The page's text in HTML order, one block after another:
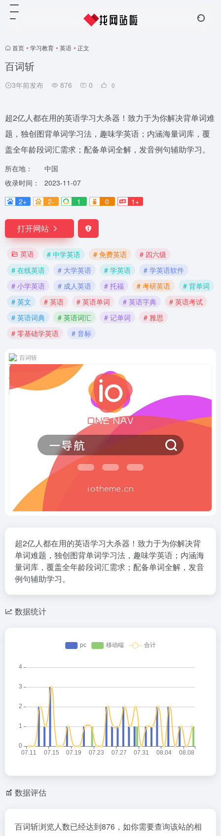
首页 • 学习教育 • 英语 • 正文
百词斩
3年前发布 876 0 0
超2亿人都在用的英语学习大杀器！致力于为你解决背单词难
题，独创图背单词学习法，趣味学英语；内涵海量词库，覆
盖全年龄段词汇需求；配备单词全解，发音例句辅助学习。
所在地：
中国
收录时间：
2023-11-07
2+
2- 1 0 1+
打开网站
英语 # 中学英语 # 免费英语
# 四六级
# 在线英语
# 大学英语 # 学英语
# 学英语软件
# 小学英语
# 成人英语 # 托福 # 考研英语
# 背单词
# 英文
# 英语 # 英语单词 # 英语字典
# 英语考试
# 英语词典
# 英语词汇 # 记单词
# 雅思
# 零基础学英语
# 音标
百词斩
超2亿人都在用的英语学习大杀器！致力于为你解决背
单词难题，独创图背单词学习法，趣味学英语；内涵海
量词库，覆盖全年龄段词汇需求；配备单词全解，发音
例句辅助学习。
数据统计
数据评估
百词斩浏览人数已经达到876，如你需要查询该站的相